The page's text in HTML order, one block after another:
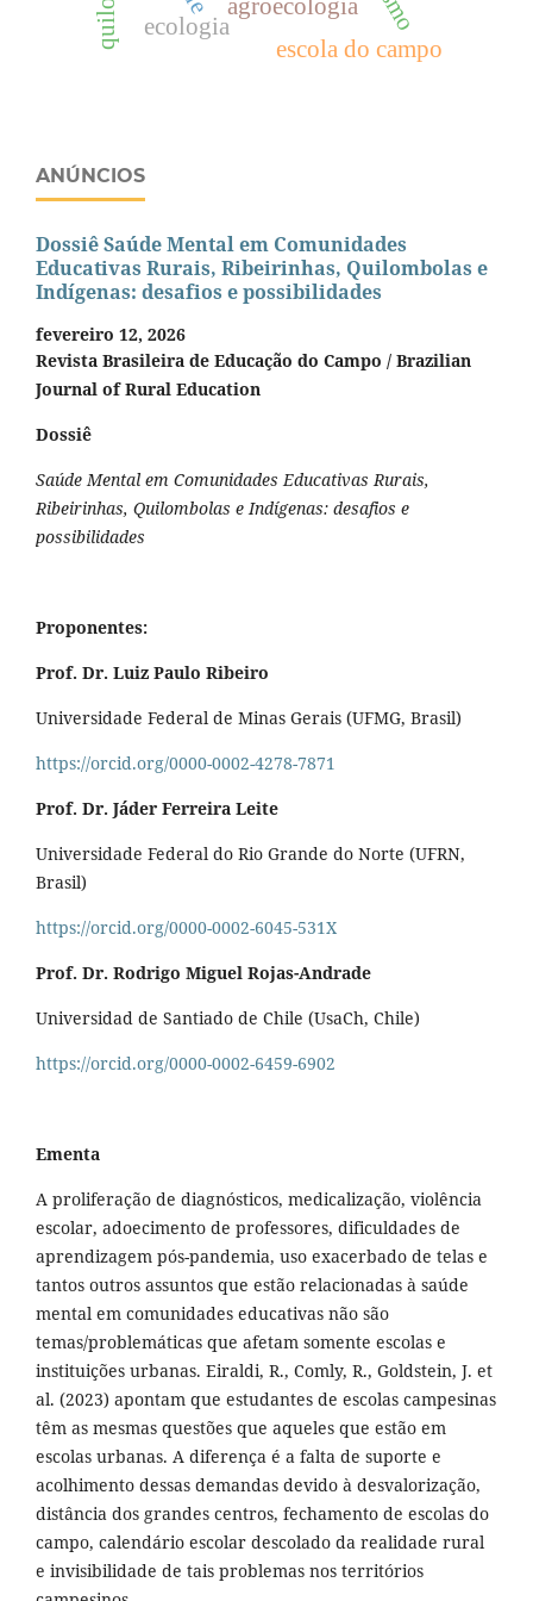
ecologia
agroecologia
escola do campo
ANÚNCIOS
Dossiê Saúde Mental em Comunidades
Educativas Rurais, Ribeirinhas, Quilombolas e
Indígenas: desafios e possibilidades
fevereiro 12, 2026
Revista Brasileira de Educação do Campo / Brazilian
Journal of Rural Education
Dossiê
Saúde Mental em Comunidades Educativas Rurais,
Ribeirinhas, Quilombolas e Indígenas: desafios e
possibilidades
Proponentes:
Prof. Dr. Luiz Paulo Ribeiro
Universidade Federal de Minas Gerais (UFMG, Brasil)
https://orcid.org/0000-0002-4278-7871
Prof. Dr. Jáder Ferreira Leite
Universidade Federal do Rio Grande do Norte (UFRN,
Brasil)
https://orcid.org/0000-0002-6045-531X
Prof. Dr. Rodrigo Miguel Rojas-Andrade
Universidad de Santiado de Chile (UsaCh, Chile)
https://orcid.org/0000-0002-6459-6902
Ementa
A proliferação de diagnósticos, medicalização, violência
escolar, adoecimento de professores, dificuldades de
aprendizagem pós-pandemia, uso exacerbado de telas e
tantos outros assuntos que estão relacionadas à saúde
mental em comunidades educativas não são
temas/problemáticas que afetam somente escolas e
instituições urbanas. Eiraldi, R., Comly, R., Goldstein, J. et
al. (2023) apontam que estudantes de escolas campesinas
têm as mesmas questões que aqueles que estão em
escolas urbanas. A diferença é a falta de suporte e
acolhimento dessas demandas devido à desvalorização,
distância dos grandes centros, fechamento de escolas do
campo, calendário escolar descolado da realidade rural
e invisibilidade de tais problemas nos territórios